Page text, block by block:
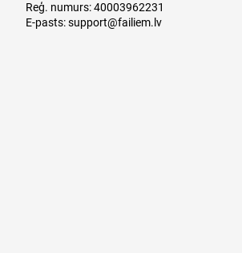
Reģ. numurs: 40003962231
E-pasts:support@failiem.lv